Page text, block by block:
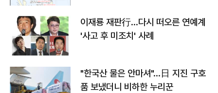
이재룡 재판行…다시 떠오른 연예계
'사고 후 미조치' 사례
"한국산 물은 안마셔"…日 지진 구호
품 보냈더니 비하한 누리꾼